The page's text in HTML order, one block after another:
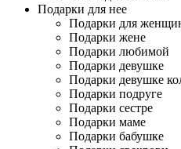
Подарки для нее
Подарки для
Подарки жене
Подарки любимой
Подарки девушке
Подарки девушке
Подарки подруге
Подарки сестре
Подарки маме
Подарки бабушке